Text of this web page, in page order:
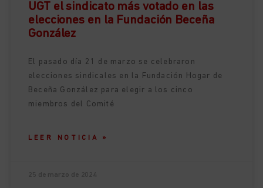
UGT el sindicato más votado en las
elecciones en la Fundación Beceña
González
El pasado día 21 de marzo se celebraron
elecciones sindicales en la Fundación Hogar de
Beceña González para elegir a los cinco
miembros del Comité
LEER NOTICIA »